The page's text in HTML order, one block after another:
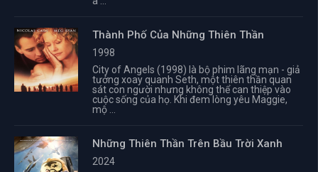
Thành Phố Của Những Thiên Thần
1998
City of Angels (1998) là bộ phim lãng mạn - giả
tưởng xoay quanh Seth, một thiên thần quan
sát con người nhưng không thể can thiệp vào
cuộc sống của họ. Khi đem lòng yêu Maggie,
mộ ...
Những Thiên Thần Trên Bầu Trời Xanh
2024